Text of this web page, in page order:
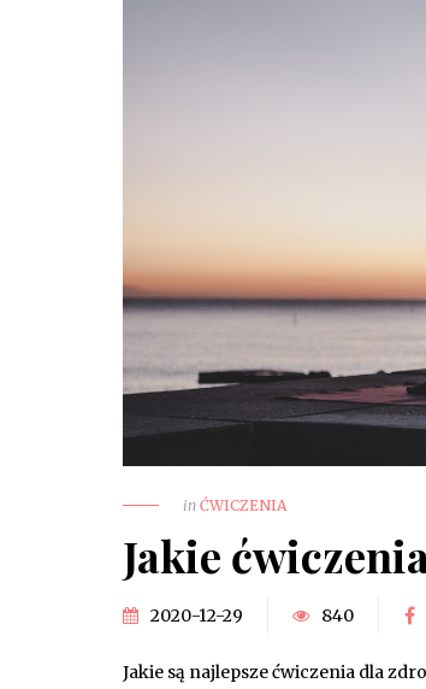
in ĆWICZENIA
Jakie
2020-12-29 840
Jakie są najlepsze ćwiczenia dla